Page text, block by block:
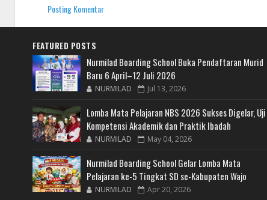
Posting Komentar
FEATURED POSTS
Nurmilad Boarding School Buka Pendaftaran Murid
Baru 6 April–12 Juli 2026
NURMILAD Jul 13, 2026
Lomba Mata Pelajaran NBS 2026 Sukses Digelar, Uji
Kompetensi Akademik dan Praktik Ibadah
NURMILAD May 04, 2026
Nurmilad Boarding School Gelar Lomba Mata
Pelajaran ke-5 Tingkat SD se-Kabupaten Wajo
NURMILAD Apr 20, 2026